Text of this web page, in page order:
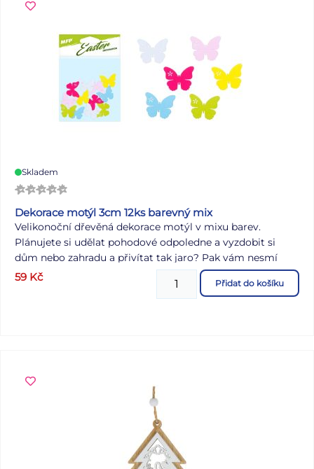
Skladem
Dekorace motýl 3cm 12ks barevný mix
Velikonoční dřevěná dekorace motýl v mixu barev.
Plánujete si udělat pohodové odpoledne a vyzdobit si
dům nebo zahradu a přivítat tak jaro? Pak vám nesmí
chybět tyto krásné dekorace v podobě různě barevných
motýlů. Dekoraci lze použít k aranžování velikonočních
59 Kč Přidat do košíku